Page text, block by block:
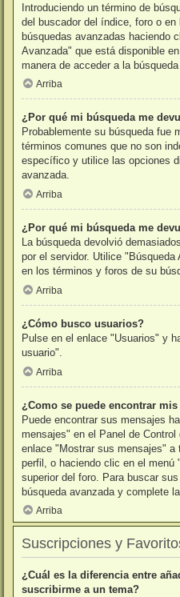
Introduciendo un término de
del buscador del índice, foro o
búsquedas avanzadas haciendo
Avanzada" que está disponible
manera de acceder a la
Arriba
¿Por qué mi búsqueda me
Probablemente su búsqueda fue
términos comunes que no son
específico y utilice las opciones
avanzada.
Arriba
¿Por qué mi búsqueda me
La búsqueda devolvió
por el servidor. Utilice
en los términos y foros de su
Arriba
¿Cómo busco usuarios?
Pulse en el enlace "Usuarios" y
usuario".
Arriba
¿Como se puede encontrar
Puede encontrar sus mensajes
mensajes" en el Panel de
enlace "Mostrar sus mensajes" a
perfil, o haciendo clic en el menú
superior del foro. Para buscar
búsqueda avanzada y complete
Arriba
Suscripciones y
¿Cuál es la diferencia entre
suscribirme a un tema?